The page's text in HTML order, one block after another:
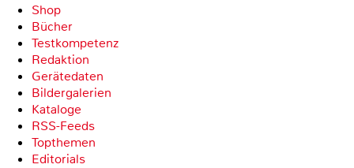
Shop
Bücher
Testkompetenz
Redaktion
Gerätedaten
Bildergalerien
Kataloge
RSS-Feeds
Topthemen
Editorials